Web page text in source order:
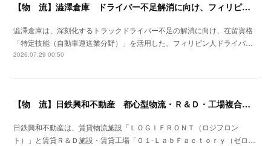
【物 流】澁澤倉庫 ドライバー不足解消に向け、フィリピンからの人材供給事業をスタート
澁澤倉庫は、深刻化するトラックドライバー不足の解消に向け、在留資格
「特定技能（自動車運送業分野）」を活用した、フィリピン人ドライバ…
2026.07.29 00:50
【物 流】日鉄興和不動産 都心型物流・Ｒ＆Ｄ・工場複合産業施設を川崎市に着工
日鉄興和不動産は、賃貸物流施設「ＬＯＧＩＦＲＯＮＴ（ロジフロン
ト）」と賃貸Ｒ＆Ｄ施設・賃貸工場「０１‐ＬａｂＦａｃｔｏｒｙ（ゼロ…